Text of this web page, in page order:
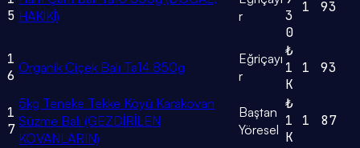
5 HAKİKİ)
r
3
0
1 93
1
6 Organik Çiçek Balı Ta14 850g
Eğriçayı
r
₺
1
K
1 93
1
7
5kg Teneke Tekke Köyü Karakovan
Süzme Balı (GEZDİRİLEN
KOVANLARIN)
Baştan
Yöresel
₺
1
K
1 87